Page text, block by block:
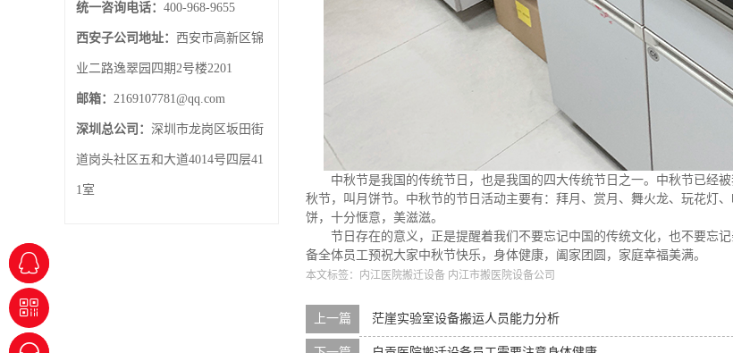
中秋节是我国的传统节日，也是我国的四大传统节日之一。中秋节已经
秋节，叫月饼节。中秋节的节日活动主要有：拜月、赏月、舞火龙、玩花灯
饼，十分惬意，美滋滋。
节日存在的意义，正是提醒着我们不要忘记中国的传统文化，也不要忘
备全体员工预祝大家中秋节快乐，身体健康，阖家团圆，家庭幸福美满。
本文标签： 内江医院搬迁设备 内江市搬医院设备公司
上一篇 茫崖实验室设备搬运人员能力分析
统一咨询电话： 400-968-9655
西安子公司地址： 西安市高新区锦
业二路逸翠园四期2号楼2201
邮箱： 2169107781@qq.com
深圳总公司： 深圳市龙岗区坂田街
道岗头社区五和大道4014号四层41
1室